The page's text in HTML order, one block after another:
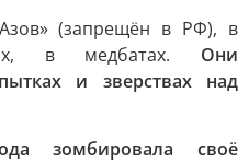
(запрещён в РФ), в
в медбатах. Они
и зверствах над
зомбировала своё